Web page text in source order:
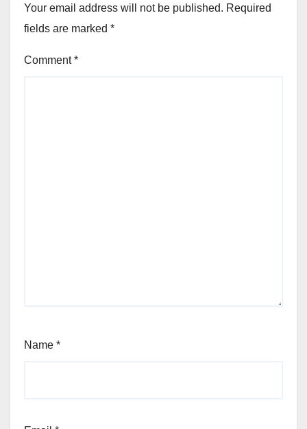
Your email address will not be published. Required
fields are marked *
Comment*
Name *